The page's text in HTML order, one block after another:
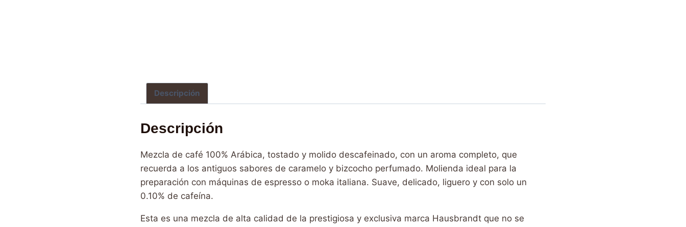
Descripción
Descripción
Mezcla de café 100% Arábica, tostado y molido descafeinado, con un aroma completo, que
recuerda a los antiguos sabores de caramelo y bizcocho perfumado. Molienda ideal para la
preparación con máquinas de espresso o moka italiana. Suave, delicado, liguero y con solo un
0.10% de cafeína.
Esta es una mezcla de alta calidad de la prestigiosa y exclusiva marca Hausbrandt que no se